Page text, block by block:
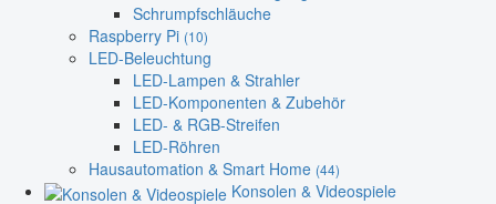
Schrumpfschläuche
Raspberry Pi (10)
LED-Beleuchtung
LED-Lampen & Strahler
LED-Komponenten & Zubehör
LED- & RGB-Streifen
LED-Röhren
Hausautomation & Smart Home (44)
Konsolen & Videospiele